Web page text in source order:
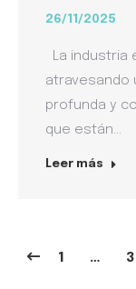
26/11/2025
La industria
atravesando
profunda y
que están…
Leer más
1 … 3